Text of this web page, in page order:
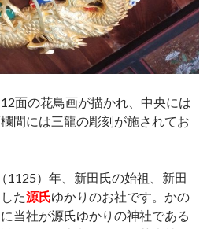
面の花鳥画が描かれ、中央には
間には三龍の彫刻が施されてお
1125）年、新田氏の始祖、新田
た源氏ゆかりのお社です。かの
当社が源氏ゆかりの神社である